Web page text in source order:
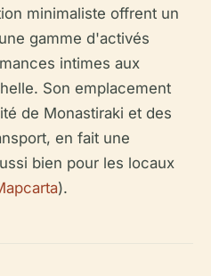
minimaliste offrent un
gamme d'activés
intimes aux
Son emplacement
de Monastiraki et des
en fait une
bien pour les locaux
).